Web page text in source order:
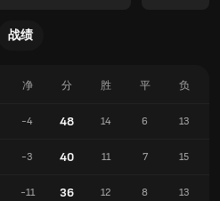
战绩
净 分 胜 平 负
-4 48 14 6 13
-3 40 11 7 15
-11 36 12 8 13